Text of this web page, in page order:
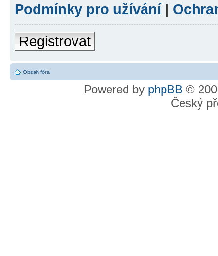
Podmínky pro užívání|
Registrovat
Obsah fóra
Powered by phpBB ©
Český